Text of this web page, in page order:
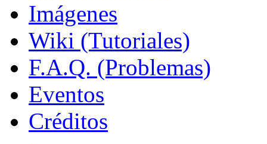
Imágenes
Wiki (Tutoriales)
F.A.Q. (Problemas)
Eventos
Créditos